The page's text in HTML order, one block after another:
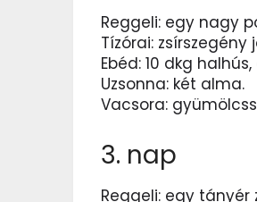
Reggeli: egy nagy
Tízórai:
Ebéd: 10 dkg
Uzsonna: két alma.
Vacsora:
3. nap
Reggeli: egy tányér